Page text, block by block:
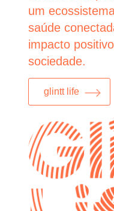
um
saúde
impacto
sociedade.
glintt life